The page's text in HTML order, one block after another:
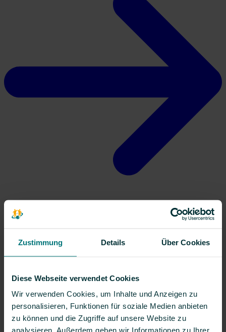
Zustimmung Details Über Cookies
Diese Webseite verwendet Cookies
Wir verwenden Cookies, um Inhalte und Anzeigen zu
personalisieren, Funktionen für soziale Medien anbieten
zu können und die Zugriffe auf unsere Website zu
analysieren. Außerdem geben wir Informationen zu Ihrer
Kontakt